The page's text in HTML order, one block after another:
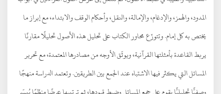
المدود، والهمز، والإدغام، والإمالة، والنقل، وأحكام الوقف والابتداء، مع إبراز ما
يختص به كل إمام. وتتوزّع محاور الكتاب على تحليل هذه الأصول تحليلًا مقارنًا
يربط القاعدة بأمثلتها القرآنية، ويوثّق الأوجه من مصادرها المعتمدة، مع تحرير
المسائل التي يكثر فيها الاشتباه عند الجمع بين الطريقين. وتعتمد الدراسة منهجًا